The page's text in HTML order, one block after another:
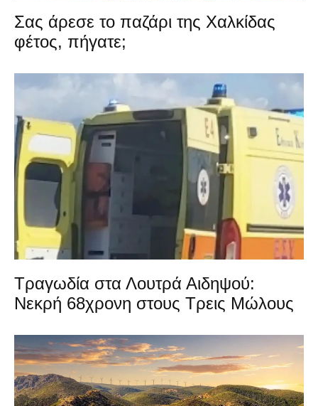
Σας άρεσε το παζάρι της Χαλκίδας
φέτος, πήγατε;
Τραγωδία στα Λουτρά Αιδηψού:
Νεκρή 68χρονη στους Τρεις Μώλους